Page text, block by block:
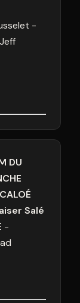
-
Jeff
DU
Salé
-